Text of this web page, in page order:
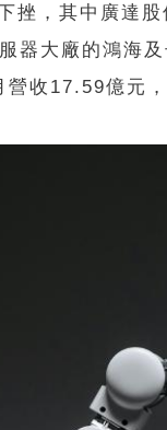
挫，其中廣達
器大廠的鴻海
收17.59億元